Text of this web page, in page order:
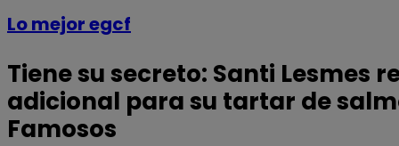
Lo mejor egcf
Tiene su secreto: Santi Lesmes
adicional para su tartar de
Famosos